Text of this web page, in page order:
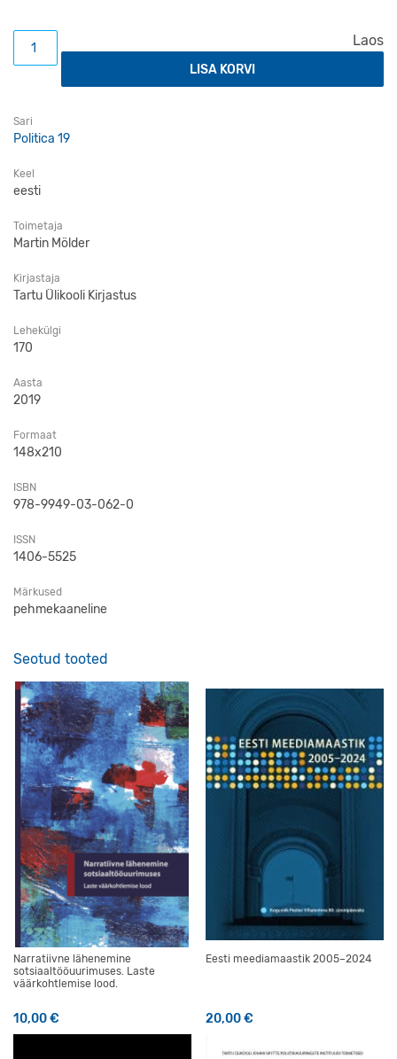
Laos
Riigikogu valimised 2019 kogus
LISA KORVI
Sari
Politica 19
Keel
eesti
Toimetaja
Martin Mölder
Kirjastaja
Tartu Ülikooli Kirjastus
Lehekülgi
170
Aasta
2019
Formaat
148x210
ISBN
978-9949-03-062-0
ISSN
1406-5525
Märkused
pehmekaaneline
Seotud tooted
Narratiivne lähenemine
sotsiaaltööuurimuses. Laste
väärkohtlemise lood.
10,00€
Eesti meediamaastik 2005–2024
20,00€